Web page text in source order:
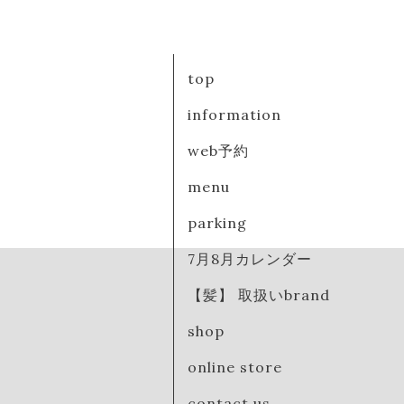
top
information
web予約
menu
parking
7月8月カレンダー
【髪】 取扱いbrand
shop
online store